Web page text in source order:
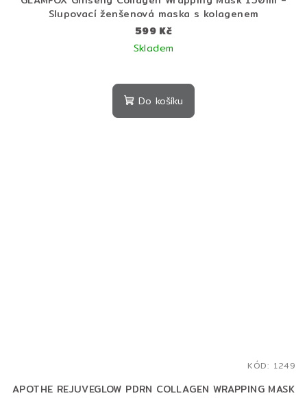
Slupovací ženšenová maska s kolagenem
599 Kč
Skladem
Do košíku
APOTHE REJUVEGLOW PDRN COLLAGEN WRAPPING MASK
KÓD: 1249